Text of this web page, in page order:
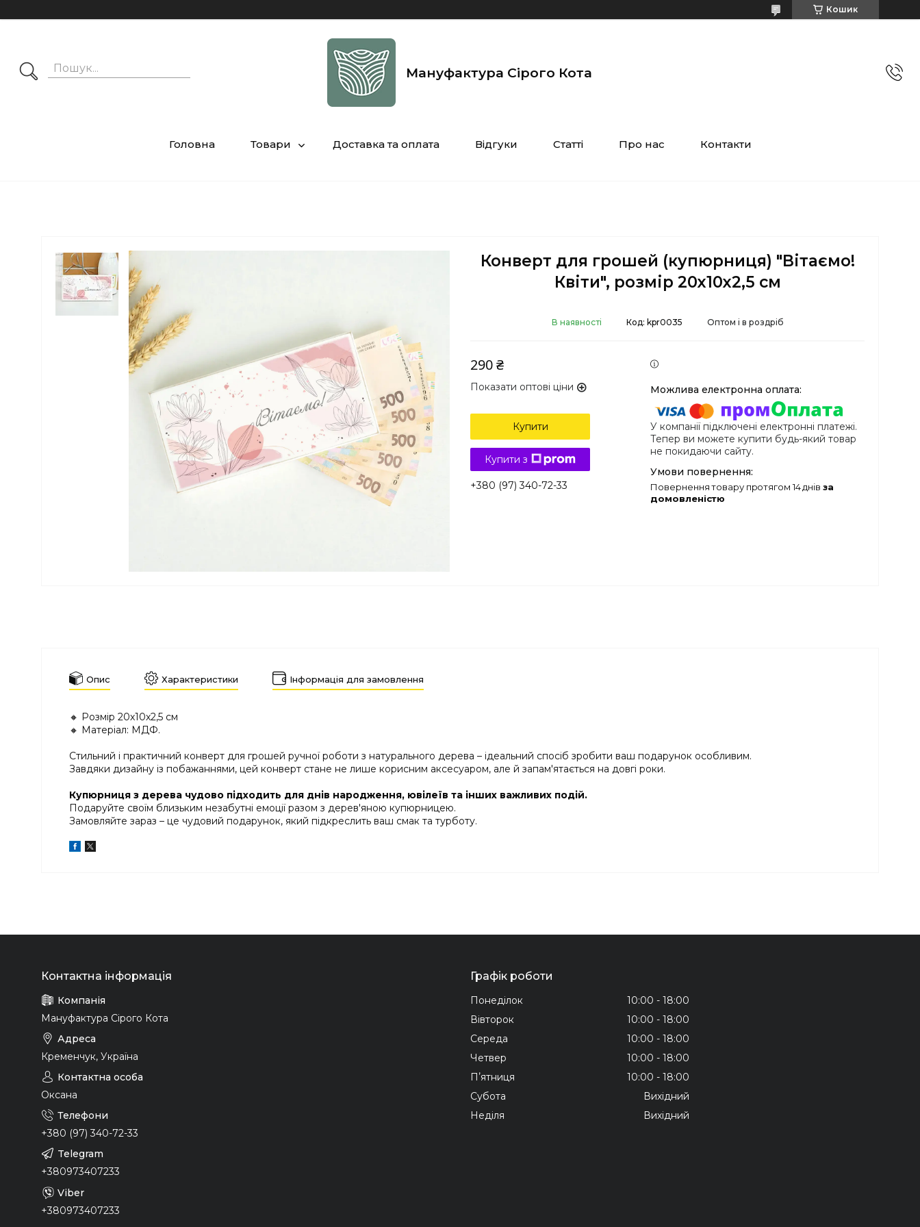
Кошик
Мануфактура Сірого Кота
Головна Товари Доставка та оплата Відгуки Статті Про нас Контакти
Конверт для грошей (купюрниця) "Вітаємо!
Квіти", розмір 20х10х2,5 см
В наявності Оптом і в роздріб
Код: kpr0035
290 ₴
Показати оптові ціни
Купити
Купити з
+380 (97) 340-72-33
У компанії підключені електронні платежі.
Тепер ви можете купити будь-який товар
не покидаючи сайту.
повернення товару протягом 14 днів за
домовленістю
Опис Характеристики Інформація для замовлення
🔸 Розмір 20х10х2,5 см
🔸 Матеріал: МДФ.
Стильний і практичний конверт для грошей ручної роботи з натурального дерева – ідеальний спосіб зробити ваш подарунок особливим.
Завдяки дизайну із побажаннями, цей конверт стане не лише корисним аксесуаром, але й запам'ятається на довгі роки.
Купюрниця з дерева чудово підходить для днів народження, ювілеїв та інших важливих подій.
Подаруйте своїм близьким незабутні емоції разом з дерев'яною купюрницею.
Замовляйте зараз – це чудовий подарунок, який підкреслить ваш смак та турботу.
Мануфактура Сірого Кота
Кременчук, Україна
Оксана
+380 (97) 340-72-33
+380973407233
+380973407233
Графік роботи
Понеділок 10:00
18:00
Вівторок
10:00
18:00
Середа
10:00
18:00
Четвер
10:00
18:00
Пʼятниця
10:00
18:00
Субота
Вихідний
Неділя
Вихідний